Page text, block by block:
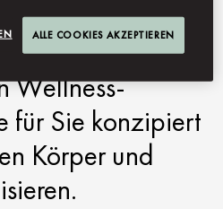
Inbegriff von
unsere
Wellness-
für Sie konzipiert
Körper und
ALLE COOKIES AKZEPTIEREN